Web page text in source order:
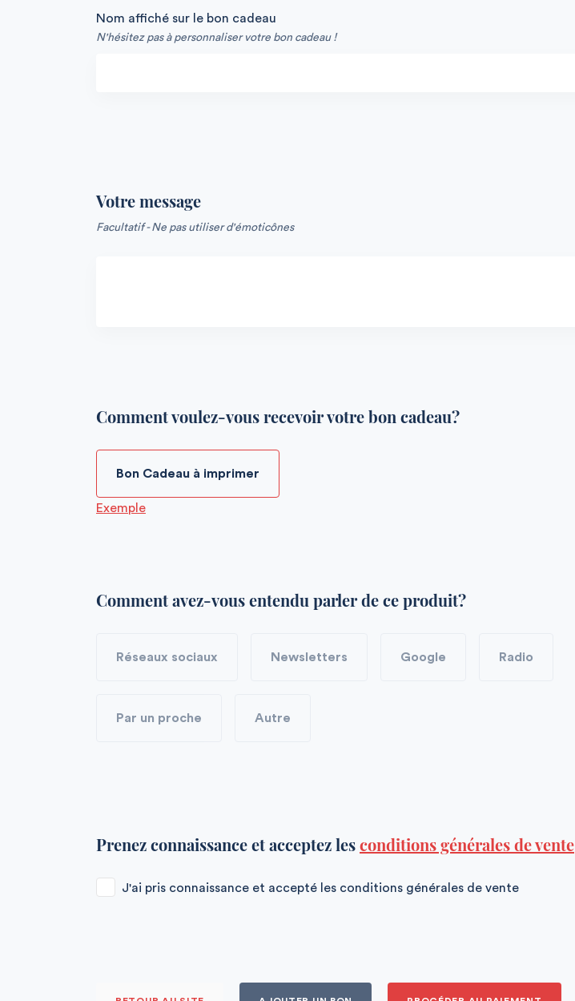
Nom affiché sur le bon cadeau
N'hésitez pas à personnaliser votre bon cadeau !
Votre message
Facultatif - Ne pas utiliser d'émoticônes
Comment voulez-vous recevoir votre bon cadeau?
Bon Cadeau à imprimer
Exemple
Comment avez-vous entendu parler de ce produit?
Réseaux sociaux Newsletters Google Radio
Par un proche Autre
Prenez connaissance et acceptez lesconditions générales de vente
J'ai pris connaissance et accepté les conditions générales de vente